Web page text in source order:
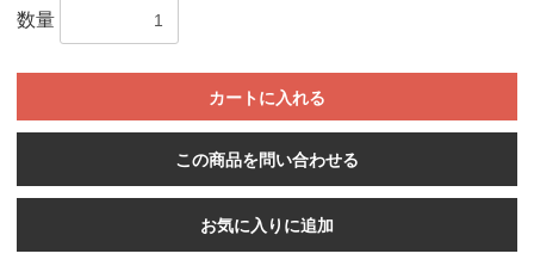
数量
カートに入れる
この商品を問い合わせる
お気に入りに追加